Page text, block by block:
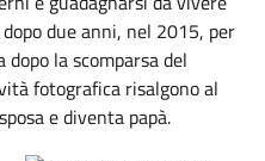
due anni, nel 2015, per
la scomparsa del
fotografica risalgono al
e diventa papà.